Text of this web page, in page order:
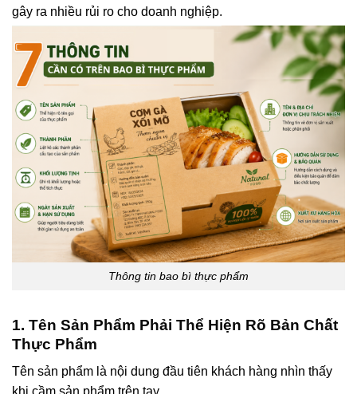
gây ra nhiều rủi ro cho doanh nghiệp.
Thông tin bao bì thực phẩm
1. Tên Sản Phẩm Phải Thể Hiện Rõ Bản Chất
Thực Phẩm
Tên sản phẩm là nội dung đầu tiên khách hàng nhìn thấy